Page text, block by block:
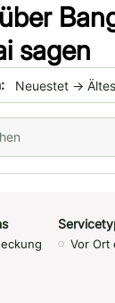
sagen
Vor Ort